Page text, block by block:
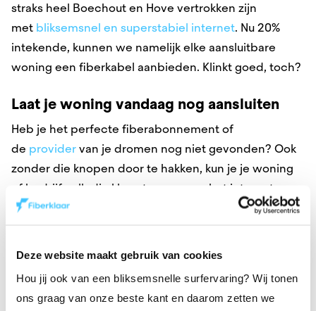
Deze website maakt gebruik van cookies
Hou jij ook van een bliksemsnelle surfervaring? Wij tonen
ons graag van onze beste kant en daarom zetten we
straks heel Boechout en Hove vertrokken zijn
met bliksemsnel en superstabiel internet. Nu 20%
intekende, kunnen we namelijk elke aansluitbare
woning een fiberkabel aanbieden. Klinkt goed, toch?
Laat je woning vandaag nog aansluiten
Heb je het perfecte fiberabonnement of
de providervan je dromen nog niet gevonden? Ook
zonder die knopen door te hakken, kun je je woning
of bedrijf volledig klaarstomen voor het internet van
de toekomst. Zolang onze aannemer bij jou in de
fiberaansluiting kiezen.
Fiber4Flanders legt onze kabels in de
grond